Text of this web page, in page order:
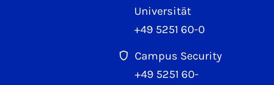
Universität
+49 5251 60-0
Campus Security
+49 5251 60-